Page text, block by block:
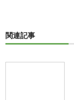
関連記事